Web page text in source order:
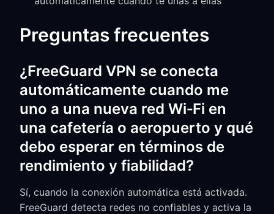
Preguntas frecuentes
¿FreeGuard VPN se conecta
automáticamente cuando me
uno a una nueva red Wi‑Fi en
una cafetería o aeropuerto y qué
debo esperar en términos de
rendimiento y fiabilidad?
Sí, cuando la conexión automática está activada.
FreeGuard detecta redes no confiables y activa la